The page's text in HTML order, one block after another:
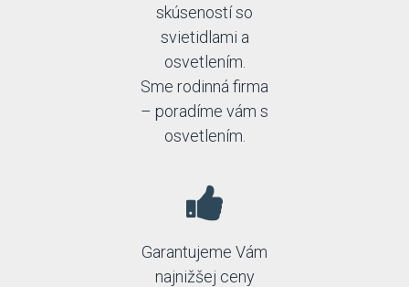
skúseností so
svietidlami a
osvetlením.
Sme rodinná firma
– poradíme vám s
osvetlením.
Garantujeme Vám
najnižšej ceny